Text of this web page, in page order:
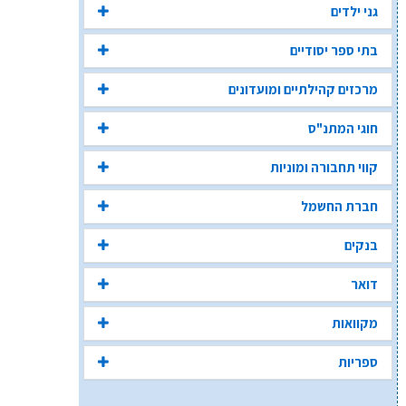
גני ילדים
בתי ספר יסודיים
מרכזים קהילתיים ומועדונים
חוגי המתנ"ס
קווי תחבורה ומוניות
חברת החשמל
בנקים
דואר
מקוואות
ספריות